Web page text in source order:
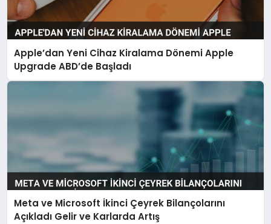
Apple’dan Yeni Cihaz Kiralama Dönemi Apple
Upgrade ABD’de Başladı
Meta ve Microsoft İkinci Çeyrek Bilançolarını
Açıkladı Gelir ve Karlarda Artış